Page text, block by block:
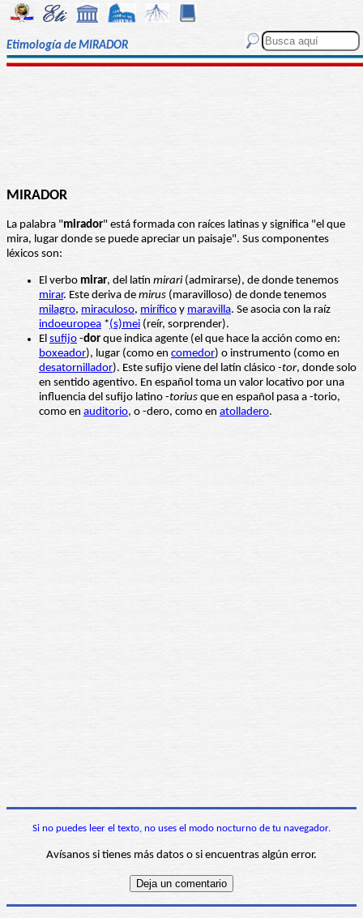
Etimología de MIRADOR
MIRADOR
La palabra "mirador" está formada con raíces latinas y significa "el que
mira, lugar donde se puede apreciar un paisaje". Sus componentes
léxicos son:
El verbo mirar, del latín mirari(admirarse), de donde tenemos
mirar. Este deriva de mirus (maravilloso) de donde tenemos
milagro, miraculoso, mirífico y maravilla. Se asocia con la raíz
indoeuropea *(s)mei (reír, sorprender).
El sufijo -dor que indica agente (el que hace la acción como en:
boxeador), lugar (como en comedor) o instrumento (como en
desatornillador). Este sufijo viene del latín clásico -tor, donde solo
en sentido agentivo. En español toma un valor locativo por una
influencia del sufijo latino -torius que en español pasa a -torio,
como en auditorio, o -dero, como en atolladero.
Si no puedes leer el texto, no uses el modo nocturno de tu navegador.
Avísanos si tienes más datos o si encuentras algún error.